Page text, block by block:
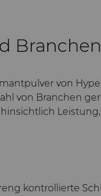
Branchen
von
von Branchen
kontrollierte